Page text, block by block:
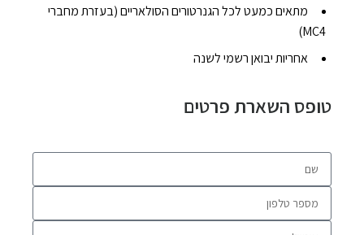
מתאים כמעט לכל הגנרטורים הסולאריים (בעזרת מחברי
MC4)
אחריות יבואן רשמי לשנה
טופס השארת פרטים